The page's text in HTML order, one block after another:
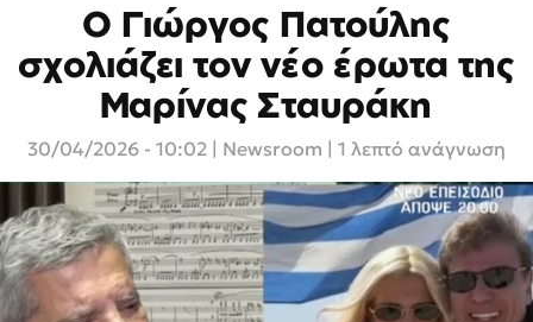
Ο Γιώργος Πατούλης
σχολιάζει τον νέο έρωτα της
Μαρίνας Σταυράκη
30/04/2026 - 10:02 Newsroom | 1 λεπτό ανάγνωση